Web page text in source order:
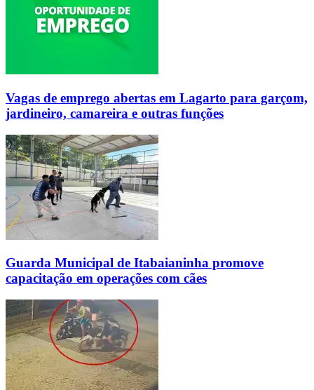
Vagas de emprego abertas em Lagarto para garçom,
jardineiro, camareira e outras funções
Guarda Municipal de Itabaianinha promove
capacitação em operações com cães